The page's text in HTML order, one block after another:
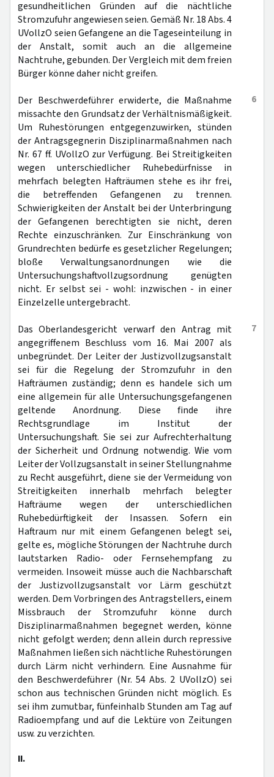
gesundheitlichen Gründen auf die nächtliche
Stromzufuhr angewiesen seien. Gemäß Nr. 18 Abs. 4
UVollzO seien Gefangene an die Tageseinteilung in
der Anstalt, somit auch an die allgemeine
Nachtruhe, gebunden. Der Vergleich mit dem freien
Bürger könne daher nicht greifen.
6
Der Beschwerdeführer erwiderte, die Maßnahme
missachte den Grundsatz der Verhältnismäßigkeit.
Um Ruhestörungen entgegenzuwirken, stünden
der Antragsgegnerin Disziplinarmaßnahmen nach
Nr. 67 ff. UVollzO zur Verfügung. Bei Streitigkeiten
wegen unterschiedlicher Ruhebedürfnisse in
mehrfach belegten Hafträumen stehe es ihr frei,
die betreffenden Gefangenen zu trennen.
Schwierigkeiten der Anstalt bei der Unterbringung
der Gefangenen berechtigten sie nicht, deren
Rechte einzuschränken. Zur Einschränkung von
Grundrechten bedürfe es gesetzlicher Regelungen;
bloße Verwaltungsanordnungen wie die
Untersuchungshaftvollzugsordnung genügten
nicht. Er selbst sei - wohl: inzwischen - in einer
Einzelzelle untergebracht.
7
Das Oberlandesgericht verwarf den Antrag mit
angegriffenem Beschluss vom 16. Mai 2007 als
unbegründet. Der Leiter der Justizvollzugsanstalt
sei für die Regelung der Stromzufuhr in den
Hafträumen zuständig; denn es handele sich um
eine allgemein für alle Untersuchungsgefangenen
geltende Anordnung. Diese finde ihre
Rechtsgrundlage im Institut der
Untersuchungshaft. Sie sei zur Aufrechterhaltung
der Sicherheit und Ordnung notwendig. Wie vom
Leiter der Vollzugsanstalt in seiner Stellungnahme
zu Recht ausgeführt, diene sie der Vermeidung von
Streitigkeiten innerhalb mehrfach belegter
Hafträume wegen der unterschiedlichen
Ruhebedürftigkeit der Insassen. Sofern ein
Haftraum nur mit einem Gefangenen belegt sei,
gelte es, mögliche Störungen der Nachtruhe durch
lautstarken Radio- oder Fernsehempfang zu
vermeiden. Insoweit müsse auch die Nachbarschaft
der Justizvollzugsanstalt vor Lärm geschützt
werden. Dem Vorbringen des Antragstellers, einem
Missbrauch der Stromzufuhr könne durch
Disziplinarmaßnahmen begegnet werden, könne
nicht gefolgt werden; denn allein durch repressive
Maßnahmen ließen sich nächtliche Ruhestörungen
durch Lärm nicht verhindern. Eine Ausnahme für
den Beschwerdeführer (Nr. 54 Abs. 2 UVollzO) sei
schon aus technischen Gründen nicht möglich. Es
sei ihm zumutbar, fünfeinhalb Stunden am Tag auf
Radioempfang und auf die Lektüre von Zeitungen
usw. zu verzichten.
II.